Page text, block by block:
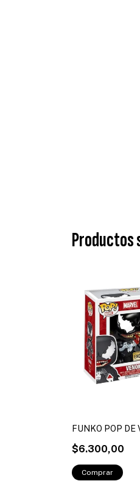
Productos
FUNKO POP DE
$6.300,00